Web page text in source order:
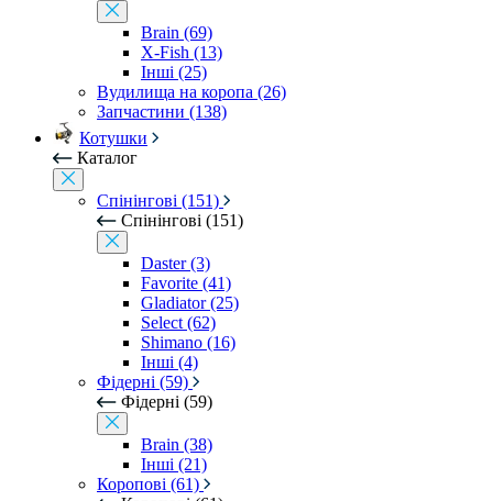
Brain (69)
X-Fish (13)
Інші (25)
Вудилища на коропа (26)
Запчастини (138)
Котушки
Каталог
Спінінгові (151)
Спінінгові (151)
Daster (3)
Favorite (41)
Gladiator (25)
Select (62)
Shimano (16)
Інші (4)
Фідерні (59)
Фідерні (59)
Brain (38)
Інші (21)
Коропові (61)